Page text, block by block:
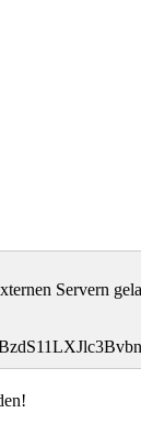
Servern